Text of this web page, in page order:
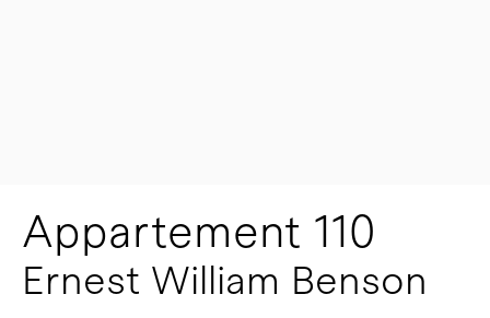
Appartement 110
Ernest William Benson